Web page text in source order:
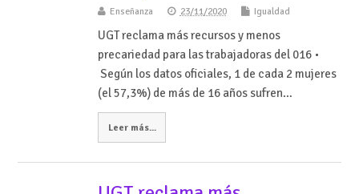
Enseñanza 23/11/2020 Igualdad
UGT reclama más recursos y menos
precariedad para las trabajadoras del 016 •
Según los datos oficiales, 1 de cada 2 mujeres
(el 57,3%) de más de 16 años sufren…
Leer más...